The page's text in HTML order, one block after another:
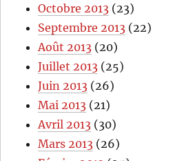
Octobre 2013 (23)
Septembre 2013 (22)
Août 2013 (20)
Juillet 2013 (25)
Juin 2013 (26)
Mai 2013 (21)
Avril 2013 (30)
Mars 2013 (26)